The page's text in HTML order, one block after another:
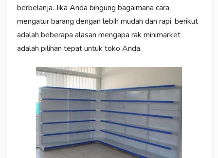
berbelanja. Jika Anda bingung bagaimana cara
mengatur barang dengan lebih mudah dan rapi, berikut
adalah beberapa alasan mengapa rak minimarket
adalah pilihan tepat untuk toko Anda.